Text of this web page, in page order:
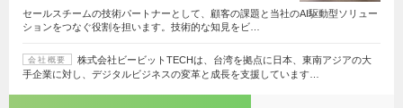
セールスチームの技術パートナーとして、顧客の課題と当社のAI駆動型ソリュー
ションをつなぐ役割を担います。技術的な知見をビ…
会社概要
株式会社ビービットTECHは、台湾を拠点に日本、東南アジアの大
手企業に対し、デジタルビジネスの変革と成長を支援しています…